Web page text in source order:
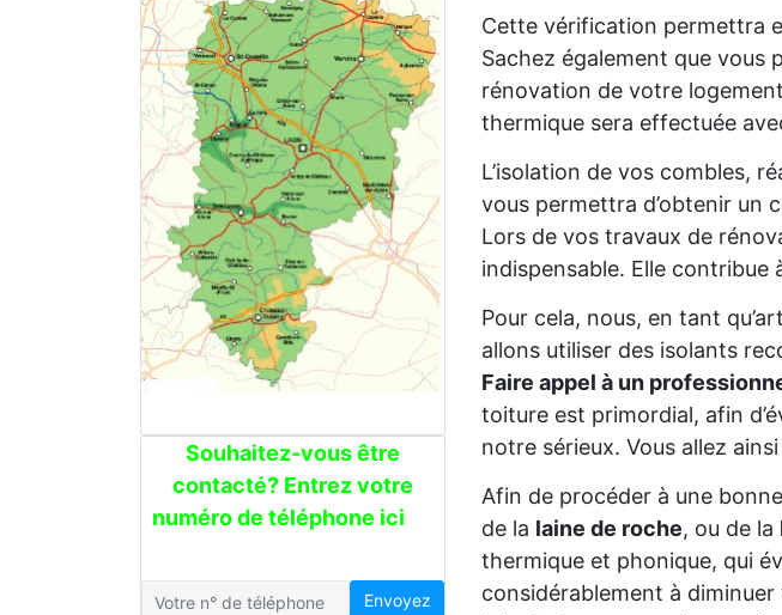
Souhaitez-vous être
contacté? Entrez votre
numéro de téléphone ici
Envoyez
Cette vérification permettra
Sachez également que vous
rénovation de votre
thermique sera effectuée
L’isolation de vos combles,
vous permettra d’obtenir un
Lors de vos travaux de
indispensable. Elle contribue
Pour cela, nous, en tant
allons utiliser des isolants
Faire appel à un
toiture est primordial, afin
notre sérieux. Vous allez
Afin de procéder à une bonne
de la laine de roche, ou de la
thermique et phonique, qui
considérablement à